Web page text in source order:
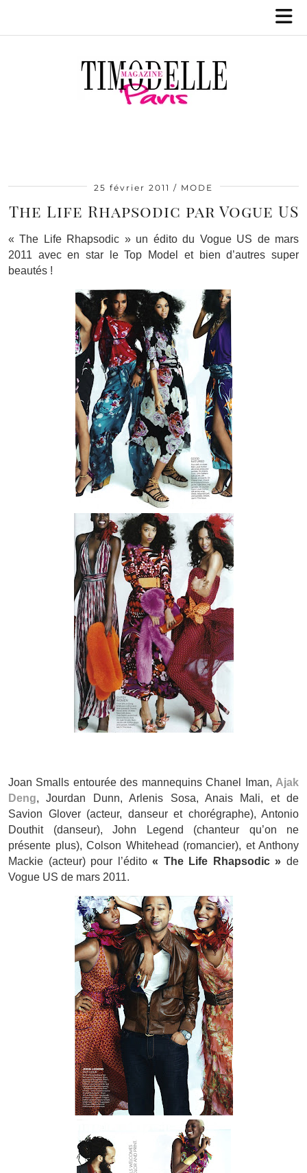
25 février 2011 MODE
The Life Rhapsodic par Vogue US
« The Life Rhapsodic » un édito du Vogue US de mars
2011 avec en star le Top Model et bien d’autres super
beautés !
Joan Smalls entourée des mannequins Chanel Iman, Ajak
Deng, Jourdan Dunn, Arlenis Sosa, Anais Mali, et de
Savion Glover (acteur, danseur et chorégraphe), Antonio
Douthit (danseur), John Legend (chanteur qu’on ne
présente plus), Colson Whitehead (romancier), et Anthony
Mackie (acteur) pour l’édito« The Life Rhapsodic »de
Vogue US de mars 2011.